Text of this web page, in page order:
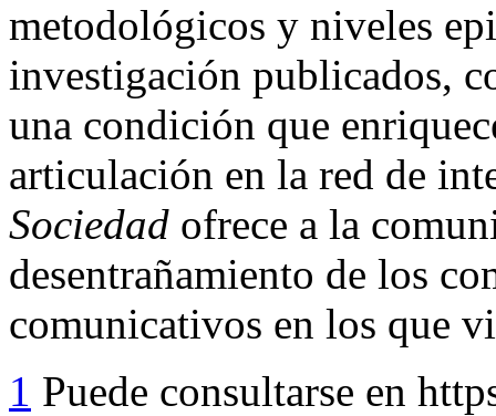
metodológicos y niveles
investigación publicados,
una condición que
articulación en la red de
Sociedad ofrece a la
desentrañamiento de los
comunicativos en los que
1 Puede consultarse en